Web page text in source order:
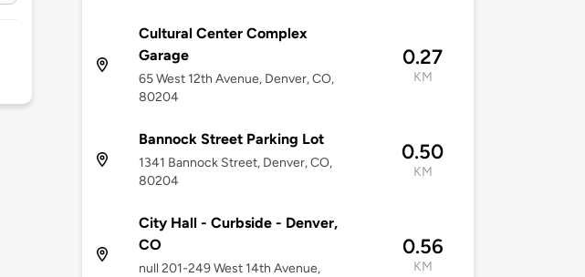
Cultural Center Complex
Garage
65 West 12th Avenue, Denver, CO,
80204
0.27
KM
Bannock Street Parking Lot
1341 Bannock Street, Denver, CO,
80204
0.50
KM
City Hall - Curbside - Denver,
CO
null 201-249 West 14th Avenue,
0.56
KM